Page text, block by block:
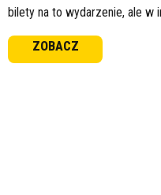
14 53
bilety na to wydarzenie, ale w
ZOBACZ